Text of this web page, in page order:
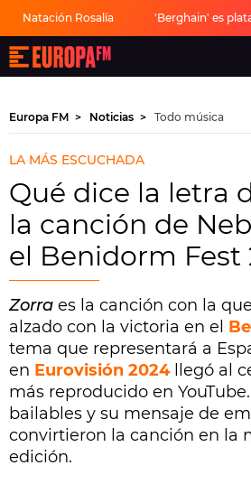
Natación Rosalía 'Berghain' es
Europa
FM
-
mejor
música,
virales,
celebrities
y
estilo
de
vida
FM
Europa FM Noticias Todo música
LA MÁS ESCUCHADA
Qué dice la letra
la canción de
el Benidorm Fest
Zorra es la canción con la que
alzado con la victoria en el
tema que representará a
en Eurovisión 2024
llegó al
más reproducido en
bailables y su mensaje de
convirtieron la canción en la
edición.